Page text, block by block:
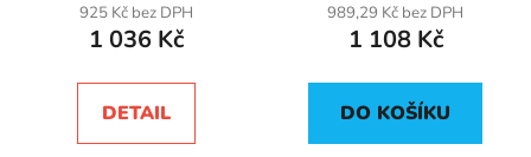
925 Kč bez DPH
1 036 Kč
DETAIL
989,29 Kč bez DPH
1 108 Kč
DO KOŠÍKU